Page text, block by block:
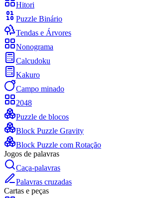
Hitori
Puzzle Binário
Tendas e Árvores
Nonograma
Calcudoku
Kakuro
Campo minado
2048
Puzzle de blocos
Block Puzzle Gravity
Block Puzzle com Rotação
Jogos de palavras
Caça-palavras
Palavras cruzadas
Cartas e peças